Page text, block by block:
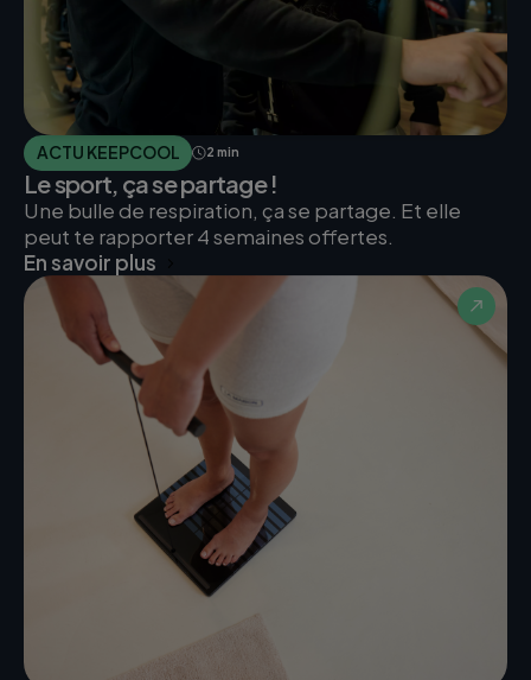
ACTU KEEPCOOL 2 min
Le sport, ça se partage !
Une bulle de respiration, ça se partage. Et elle
peut te rapporter 4 semaines offertes.
En savoir plus